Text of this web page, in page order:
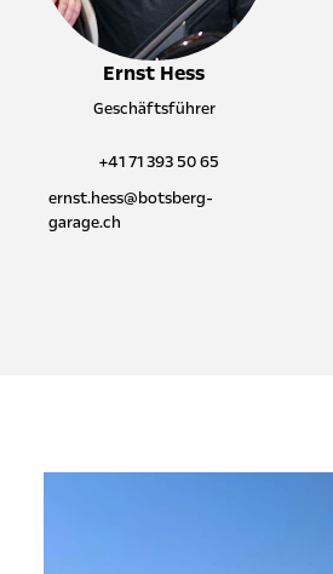
Ernst Hess
Geschäftsführer
+41 71 393 50 65
ernst.hess@botsberg-
garage.ch